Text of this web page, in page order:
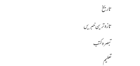
تاریخ
تازہ ترین خبریں
تبصرہ کتب
تعلیم